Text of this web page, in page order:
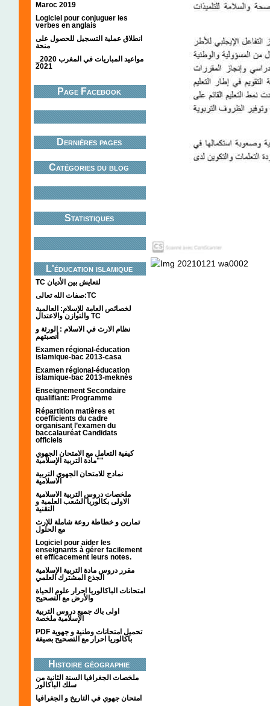
Maroc 2019
Logiciel pour conjuguer les
verbes en anglais
انطلاق عملية التسجيل للحصول على
منحة
2021
Page Facebook
Dernières pages
Catégories du blog
Statistiques
L'éducation islamique
TC لتعايش بين الأديان
صفات الله تعالى:TC
لخصائص العامة للإسلام: العالمية
والتوازن والاعتدال TC
نظام الارث في الاسلام : الورثة و
أنصبتهم
Examen régional-éducation
islamique-bac 2013-casa
Examen régional-éducation
islamique-bac 2013-meknès
Enseignement Secondaire
qualifiant: Programme
Répartition matières et
coefficients du cadre
organisant l’examen du
baccalauréat Candidats
officiels
كيفية التعامل مع الامتحان الجهوي
"مادة التربية الإسلامية"
نمادج للامتحان الجهوي التربية
الاسلامية
ملخصات دروس التربية الاسلامية
الاولى بكالوريا الشعب العلمية و
التقنية
تمارين و خطاطة روعة شاملة للإرث
مع الحلول
Logiciel pour aider les
enseignants à gérer facilement
et efficacement leurs notes.
مقرر دروس مادة التربية الإسلامية
الجذع المشترك العلمي
امتحانات الباكالوريا احرار علوم الحياة
والأرض مع التصحيح
اولى باك جميع دروس التربية
الإسلامية ملخصة
PDF تحميل امتحانات وطنية و جهوية
باكالوريا احرار مع التصحيح بصيغة
Histoire géographie
ملخصات الجغرافيا السنة الثانية من
سلك الباكالور
امتحان جهوي في التاريخ و الجغرافيا